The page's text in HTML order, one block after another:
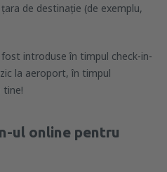
de destinație (de exemplu,
introduse în timpul check-in-
la aeroport, în timpul
tine!
ul online pentru